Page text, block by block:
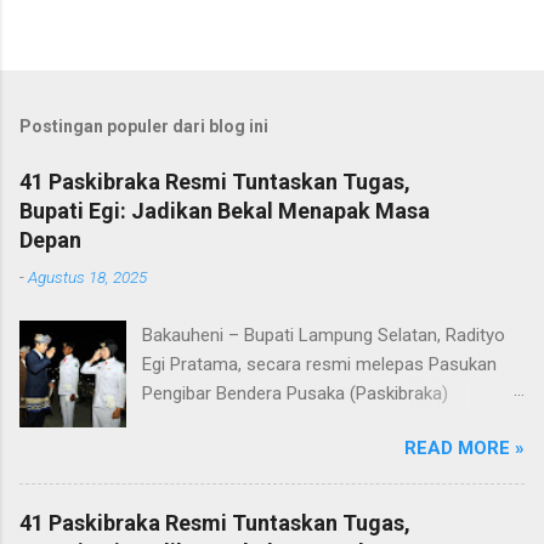
Postingan populer dari blog ini
41 Paskibraka Resmi Tuntaskan Tugas,
Bupati Egi: Jadikan Bekal Menapak Masa
Depan
-Agustus 18, 2025
Bakauheni – Bupati Lampung Selatan, Radityo
Egi Pratama, secara resmi melepas Pasukan
Pengibar Bendera Pusaka (Paskibraka)
Pelepasan dilakukan usai upacara penurunan
bendera di Lapangan Menara Siger, Bakauheni,
Minggu malam (17/8/2025). Sebanyak 41
anggota Paskibraka yang sebelumnya sukses
READ MORE »
41 Paskibraka Resmi Tuntaskan Tugas,